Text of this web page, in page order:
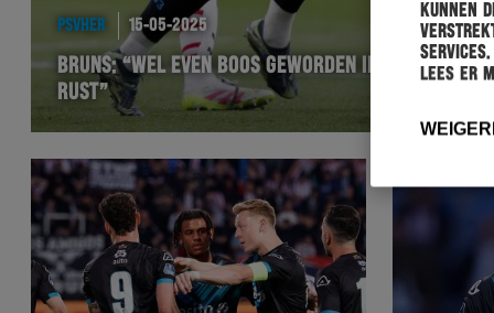
kunnen
verstrekt
Lees er
PSVHER 15-05-2025
BRUNS: “WEL EVEN BOOS GEWORDEN IN DE
RUST”